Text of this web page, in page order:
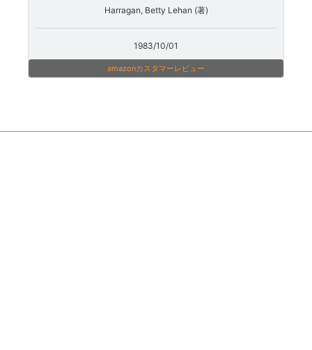
Harragan, Betty Lehan (著)
1983/10/01
amazonカスタマーレビュー